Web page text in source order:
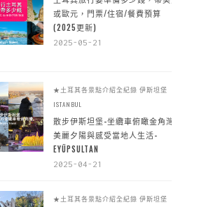
或歐元，門票/住宿/餐費預算
(2025更新)
2025-05-21
★土耳其各景點介紹全紀錄 伊斯坦堡
ISTANBUL
散步伊斯坦堡-坐纜車俯瞰金角灣
美麗夕陽與感受當地人生活-
EYÜPSULTAN
2025-04-21
★土耳其各景點介紹全紀錄 伊斯坦堡